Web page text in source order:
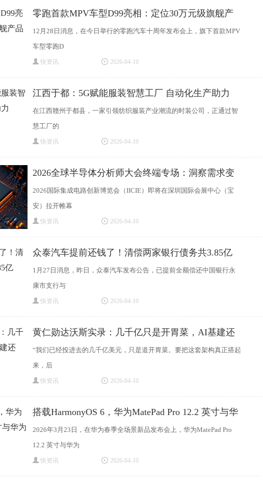
零跑首款MPV车型D99亮相：定位30万元级旗舰产
品
12月28日消息，在今日举行的零跑汽车十周年发布会上，旗下首款MPV
车型零跑D
快资讯 2026-04-10
江西于都：5G赋能服装智慧工厂 自动化生产助力
在江西赣州于都县，一家引领纺织服装产业潮流的时装公司，正通过智
慧工厂的
快资讯 2026-04-10
2026全球半导体分析师大会终端专场：洞察需求变
2026国际集成电路创新博览会（IICIE）即将在深圳国际会展中心（宝
安）拉开帷幕
快资讯 2026-04-10
众泰汽车提前还钱了！清偿两家银行债务共3.85亿
1月27日消息，昨日，众泰汽车发布公告，已提前全额偿还中国银行永
康市支行与
快资讯 2026-04-10
黄仁勋达沃斯实录：几千亿只是开胃菜，AI基建还
“我们已经投进去的几千亿美元，只是道开胃菜。要把这套架构真正搭起
来，后
快资讯 2026-04-10
搭载HarmonyOS 6，华为MatePad Pro 12.2 英寸与华
为Mat
2026年3月23日，在华为春季全场景新品发布会上，华为MatePad Pro
12.2 英寸与华为
快资讯 2026-04-10